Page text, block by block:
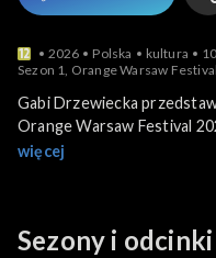
2026 Polska kultura
Sezon 1, Orange Warsaw
Gabi Drzewiecka
Orange Warsaw Festival
wyczekiwanych festiwali
więcej
Sezony i odcinki